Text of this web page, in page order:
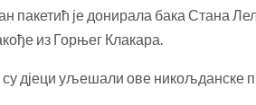
пакетић је донирала бака Стана
из Горњег Клакара.
дјеци уљешали ове никољданске